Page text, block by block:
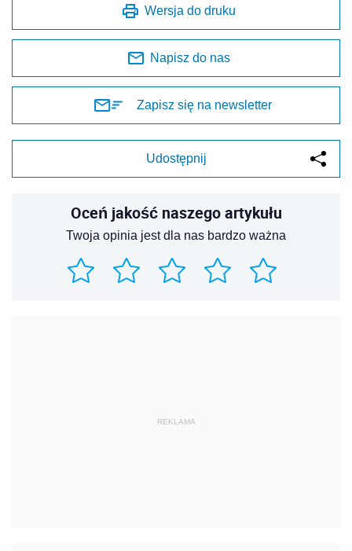
Wersja do druku
Napisz do nas
Zapisz się na newsletter
Udostępnij
Oceń jakość naszego artykułu
Twoja opinia jest dla nas bardzo ważna
REKLAMA